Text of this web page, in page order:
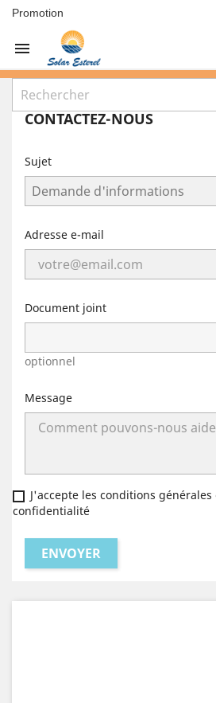
Promotion

CONTACTEZ-NOUS
Sujet
Adresse e-mail
Document joint
optionnel
Message
J'accepte les conditions
confidentialité